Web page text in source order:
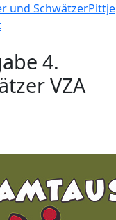
und SchwätzerPittje
4.
VZA